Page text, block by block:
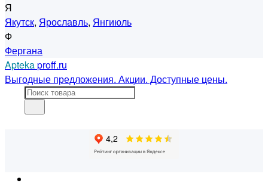
Я
Якутск, Ярославль, Янгиюль
Ф
Фергана
Aptekaproff.ru
Выгодные предложения. Акции. Доступные цены.